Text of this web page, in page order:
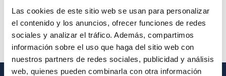
Las cookies de este sitio web se usan para personalizar
el contenido y los anuncios, ofrecer funciones de redes
sociales y analizar el tráfico. Además, compartimos
información sobre el uso que haga del sitio web con
nuestros partners de redes sociales, publicidad y análisis
web, quienes pueden combinarla con otra información